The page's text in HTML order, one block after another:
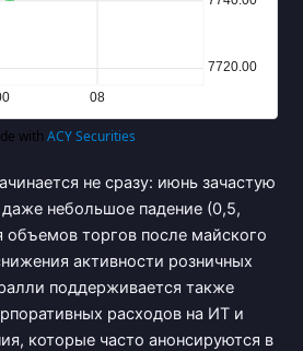
не сразу: июнь зачастую
небольшое падение (0,5,
объемов торгов после майского
активности розничных
поддерживается также
расходов на ИТ и
которые часто анонсируются в